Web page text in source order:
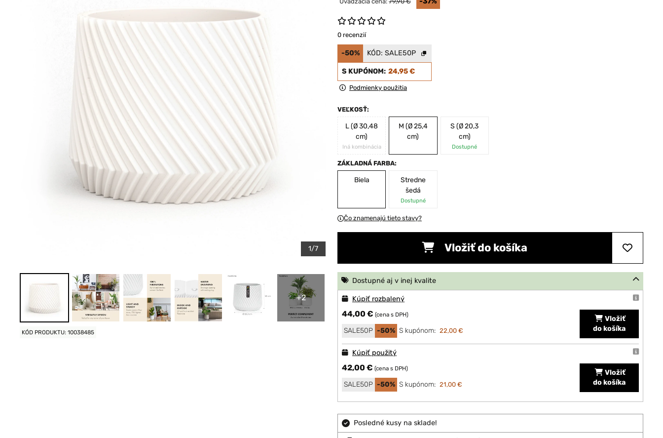
1/7
+2
KÓD PRODUKTU: 10038485
0 recenzií
-50% KÓD: SALE50P
S KUPÓNOM: 24,95 €
Podmienky použitia
VEĽKOSŤ:
L (Ø 30,48
cm)
Iná kombinácia
M (Ø 25,4
cm)
S (Ø 20,3
cm)
Dostupné
ZÁKLADNÁ FARBA:
Biela
Stredne
šedá
Dostupné
Čo znamenajú tieto stavy?
Vložiť do košíka
Dostupné aj v inej kvalite
Kúpiť rozbalený
44,00 € (cena s DPH)
SALE50P -50% S kupónom: 22,00 €
Vložiť
do košíka
Kúpiť použitý
42,00 € (cena s DPH)
SALE50P -50% S kupónom: 21,00 €
Vložiť
do košíka
Posledné kusy na sklade!